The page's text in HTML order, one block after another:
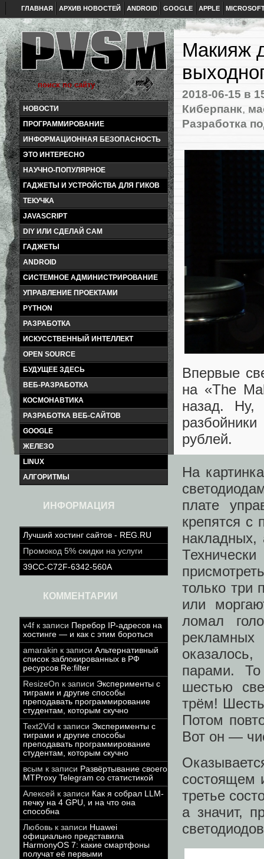
ГЛАВНАЯ АРХИВ НОВОСТЕЙ ANDROID GOOGLE APPLE
НОВОСТИ
ПРОГРАММИРОВАНИЕ
ИНФОРМАЦИОННАЯ БЕЗОПАСНОСТЬ
ЭТО ИНТЕРЕСНО
НАУЧНО-ПОПУЛЯРНОЕ
ГАДЖЕТЫ И УСТРОЙСТВА ДЛЯ ГИКОВ
ТЕКУЧКА
JAVASCRIPT
DIY ИЛИ СДЕЛАЙ САМ
ГАДЖЕТЫ
ANDROID
СИСТЕМНОЕ АДМИНИСТРИРОВАНИЕ
УПРАВЛЕНИЕ ПРОЕКТАМИ
PYTHON
РАЗРАБОТКА
ИСКУССТВЕННЫЙ ИНТЕЛЛЕКТ
OPEN SOURCE
БУДУЩЕЕ ЗДЕСЬ
ВЕБ-РАЗРАБОТКА
КОСМОНАВТИКА
РАЗРАБОТКА ВЕБ-САЙТОВ
GOOGLE
ЖЕЛЕЗО
LINUX
АЛГОРИТМЫ
ИНФОРМАЦИЯ
Лучший хостинг сайтов - REG.RU
Промокод 5% скидки на услуги
39CC-C72F-6342-560A
КОММЕНТАРИИ
v4f к записи Перебор IP-адресов на
хостинге — и как с этим бороться
amarakin к записи Альтернативный
список заблокированных в РФ
ресурсов Re:filter
ResizeOn к записи Эксперименты с
тиграми и другие способы
преподавать программирование
студентам, которым скучно
Text2Vid к записи Эксперименты с
тиграми и другие способы
преподавать программирование
студентам, которым скучно
всым к записи Развёртывание своего
MTProxy Telegram со статистикой
Алексей к записи Как я собрал LLM-
печку на 4 GPU, и на что она
способна
Любовь к записи Huawei
официально представила
HarmonyOS 7: какие смартфоны
получат её первыми
Макияж
2018-06-15 в
Киберпанк,
Разработка
Впервые
на «The
назад. Ну,
рублей.
На
плате
крепятся с
накладных,
только три
или
ломал
парами.
шестью
трём!
Потом
Вот он —
состоящем
третье
а значит,